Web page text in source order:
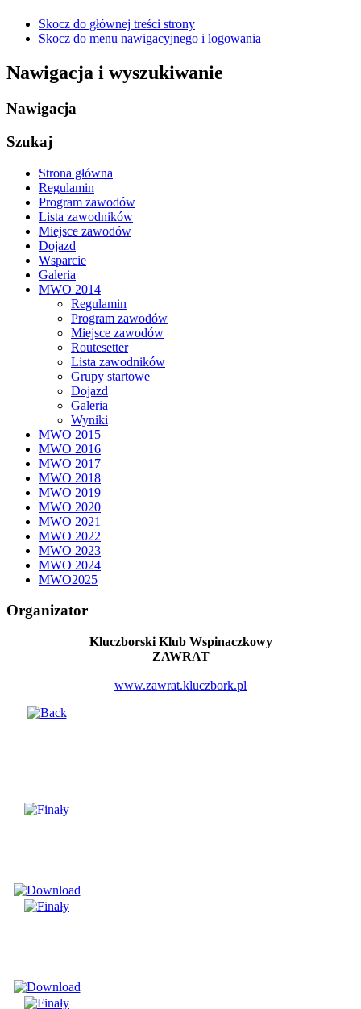
Skocz do głównej treści strony
Skocz do menu nawigacyjnego i logowania
Nawigacja i wyszukiwanie
Nawigacja
Szukaj
Strona główna
Regulamin
Program zawodów
Lista zawodników
Miejsce zawodów
Dojazd
Wsparcie
Galeria
MWO 2014
Regulamin
Program zawodów
Miejsce zawodów
Routesetter
Lista zawodników
Grupy startowe
Dojazd
Galeria
Wyniki
MWO 2015
MWO 2016
MWO 2017
MWO 2018
MWO 2019
MWO 2020
MWO 2021
MWO 2022
MWO 2023
MWO 2024
MWO2025
Organizator
Kluczborski Klub Wspinaczkowy
ZAWRAT
www.zawrat.kluczbork.pl